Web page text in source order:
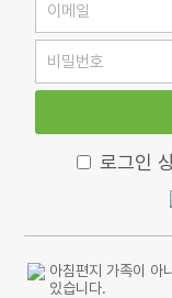
로그인
아침편지 가족이 아
있습니다.